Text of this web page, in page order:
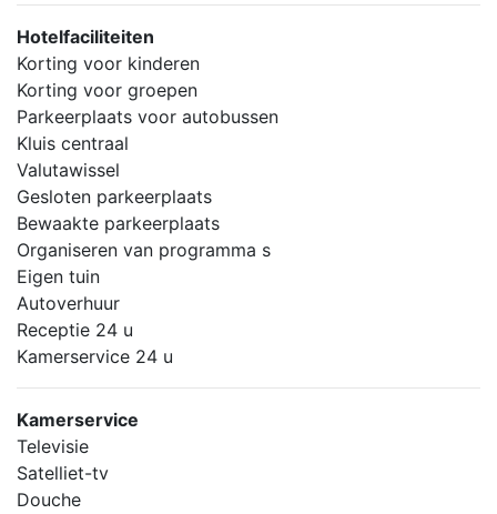
Hotelfaciliteiten
Korting voor kinderen
Korting voor groepen
Parkeerplaats voor autobussen
Kluis centraal
Valutawissel
Gesloten parkeerplaats
Bewaakte parkeerplaats
Organiseren van programma s
Eigen tuin
Autoverhuur
Receptie 24 u
Kamerservice 24 u
Kamerservice
Televisie
Satelliet-tv
Douche